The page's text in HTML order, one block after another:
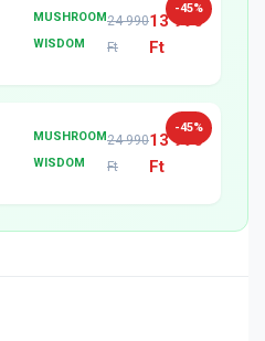
-45%
MUSHROOM
WISDOM
24 990
Ft
13 990
Ft
-45%
MUSHROOM
WISDOM
24 990
Ft
13 990
Ft